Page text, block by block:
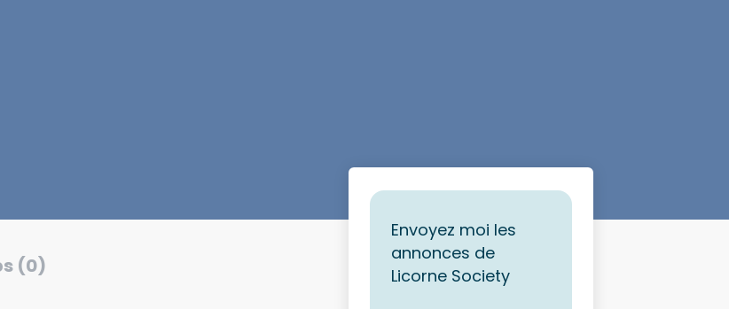
(0)
Envoyez moi les
annonces de
Licorne Society